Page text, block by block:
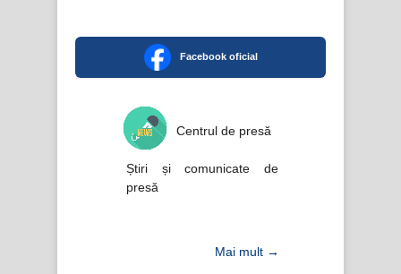
Facebook oficial
Mai mult →
Centrul de presă
Știri și comunicate de
presă